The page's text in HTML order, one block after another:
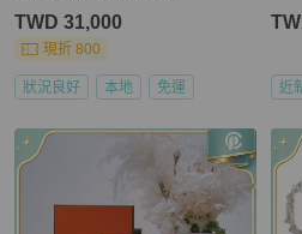
TWD 31,000
現折 800
狀況良好 本地 免運 近